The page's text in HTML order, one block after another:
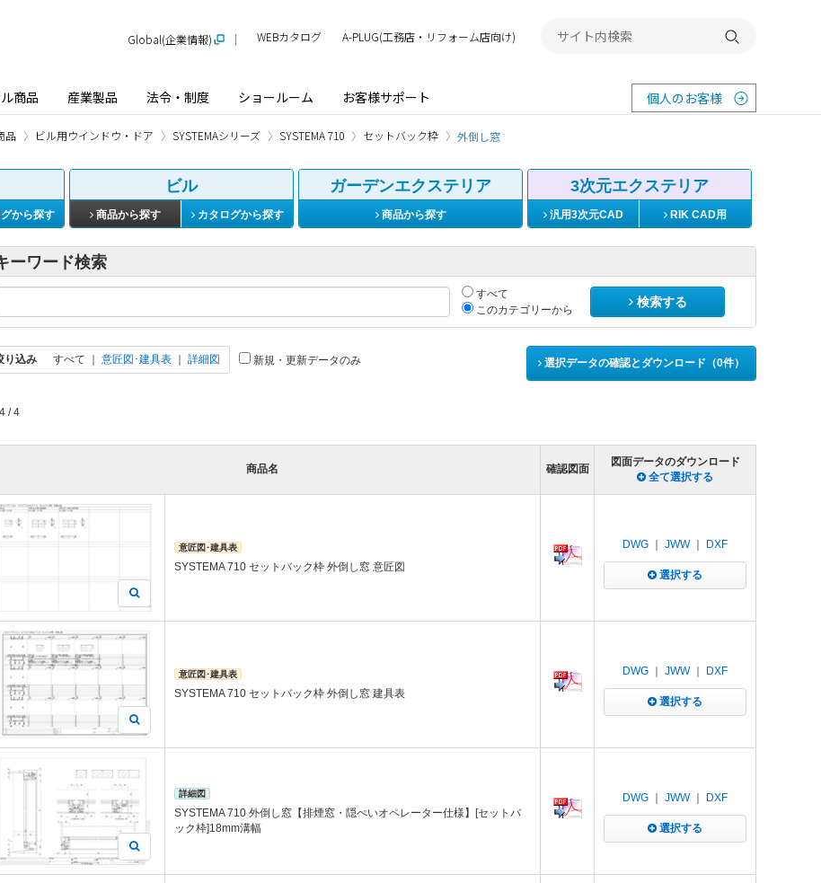
商品 産業製品 法令・制度 ショールーム お客様サポート 個人のお客様
Global(企業情報) WEBカタログ A-PLUG(工務店・リフォーム店向け) 検索する
品 ビル用ウインドウ・ドア SYSTEMAシリーズ SYSTEMA 710 セットバック枠 外倒し窓
から探す
ビル
商品から探す カタログから探す
ガーデンエクステリア
商品から探す
3次元エクステリア
汎用3次元CAD RIK CAD用
ーワード検索
すべて
このカテゴリーから
検索する
り込み すべて 意匠図･建具表 詳細図 新規・更新データのみ 選択データの確認とダウンロード（0件）
/ 4
商品名 確認図面
図面データのダウンロード
全て選択する
意匠図･建具表
SYSTEMA 710 セットバック枠 外倒し窓 意匠図
DWG JWW｜ DXF
選択する
意匠図･建具表
SYSTEMA 710 セットバック枠 外倒し窓 建具表
DWG JWW｜ DXF
選択する
詳細図
SYSTEMA 710 外倒し窓【排煙窓・隠ぺいオペレーター仕様】[セットバ
ック枠]18mm溝幅
DWG JWW｜ DXF
選択する